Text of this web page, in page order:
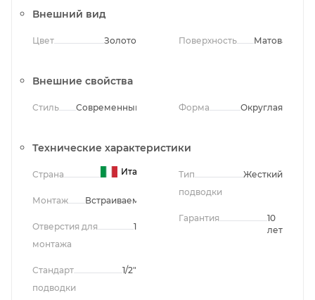
Внешний вид
Цвет Золото Поверхность Матовая
Внешние свойства
Стиль Современный Форма Округлая
Технические характеристики
Страна Италия
Монтаж Встраиваемый
Отверстия для
монтажа
1
Стандарт
подводки
1/2"
Тип
подводки
Жесткий
Гарантия
10
лет